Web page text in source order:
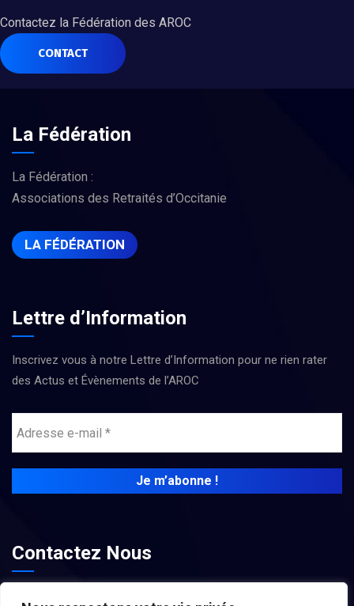
Contactez la Fédération des AROC
CONTACT
La Fédération
La Fédération :
Associations des Retraités d’Occitanie
LA FÉDÉRATION
Lettre d’Information
Inscrivez vous à notre Lettre d’Information pour ne rien rater
des Actus et Évènements de l’AROC
Contactez Nous